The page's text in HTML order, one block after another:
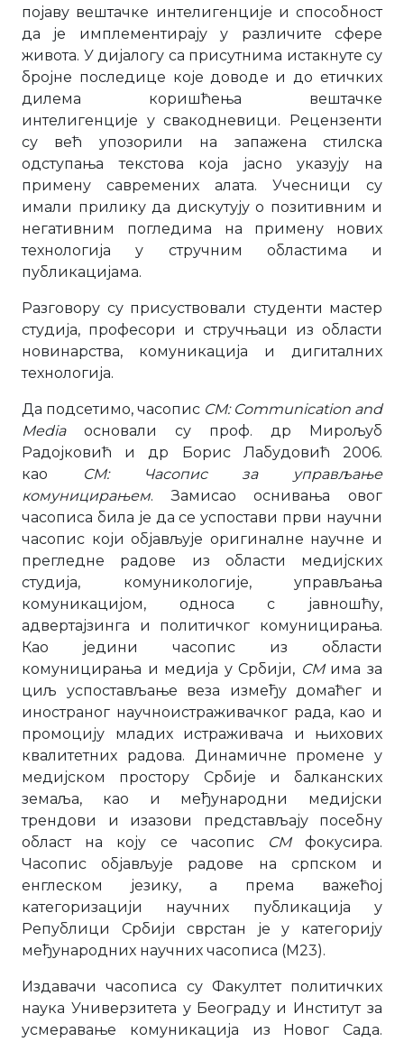
појаву вештачке интелигенције и способност
да је имплементирају у различите сфере
живота. У дијалогу са присутнима истакнуте су
бројне последице које доводе и до етичких
дилема коришћења вештачке
интелигенције у свакодневици. Рецензенти
су већ упозорили на запажена стилска
одступања текстова која јасно указују на
примену савремених алата. Учесници су
имали прилику да дискутују о позитивним и
негативним погледима на примену нових
технологија у стручним областима и
публикацијама.
Разговору су присуствовали студенти мастер
студија, професори и стручњаци из области
новинарства, комуникација и дигиталних
технологија.
Да подсетимо, часопис CM: Communication and
Mediaосновали су проф. др Мирољуб
Радојковић и др Борис Лабудовић 2006.
као
CM: Часопис за управљање
комуницирањем. Замисао оснивања овог
часописа била је да се успостави први научни
часопис који објављује оригиналне научне и
прегледне радове из области медијских
студија, комуникологије, управљања
комуникацијом, односа с јавношћу,
адвертајзинга и политичког комуницирања.
Као једини часопис из области
комуницирања и медија у Србији, CMима за
циљ успостављање веза између домаћег и
иностраног научноистраживачког рада, као и
промоцију младих истраживача и њихових
квалитетних радова. Динамичне промене у
медијском простору Србије и балканских
земаља, као и међународни медијски
трендови и изазови представљају посебну
област на коју се часопис
CMфокусира.
Часопис објављује радове на српском и
енглеском језику, а према важећој
категоризацији научних публикација у
Републици Србији сврстан је у категорију
међународних научних часописа (М23).
Издавачи часописа су Факултет политичких
наука Универзитета у Београду и Институт за
усмеравање комуникација из Новог Сада.